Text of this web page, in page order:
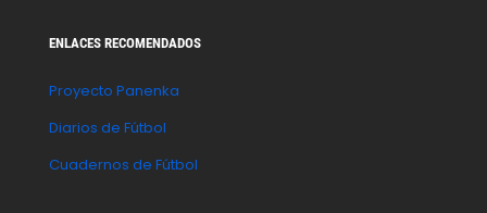
ENLACES RECOMENDADOS
Proyecto Panenka
Diarios de Fútbol
Cuadernos de Fútbol